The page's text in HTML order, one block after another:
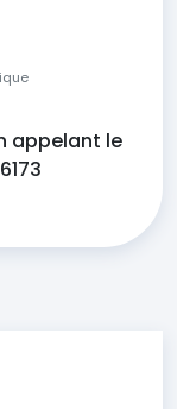
appelant le